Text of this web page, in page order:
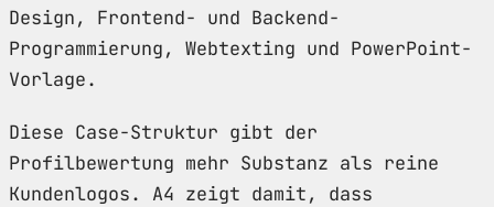
Design, Frontend- und Backend-
Programmierung, Webtexting und PowerPoint-
Vorlage.
Diese Case-Struktur gibt der
Profilbewertung mehr Substanz als reine
Kundenlogos. A4 zeigt damit, dass